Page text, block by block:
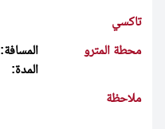
تاكسي
محطة المترو
المسافة:
المدة:
ملاحظة